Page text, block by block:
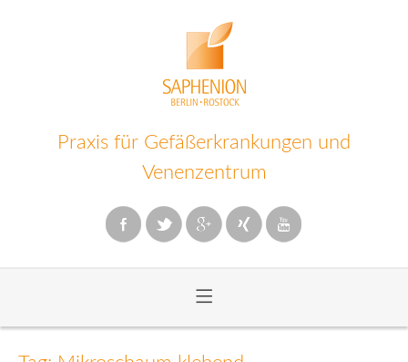
Praxis für Gefäßerkrankungen und
Venenzentrum
≡
Inhalt